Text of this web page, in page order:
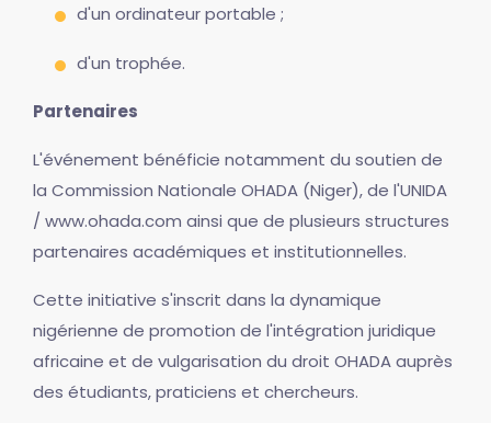
d'un ordinateur portable ;
d'un trophée.
Partenaires
L'événement bénéficie notamment du soutien de
la Commission Nationale OHADA (Niger), de l'UNIDA
/ www.ohada.com ainsi que de plusieurs structures
partenaires académiques et institutionnelles.
Cette initiative s'inscrit dans la dynamique
nigérienne de promotion de l'intégration juridique
africaine et de vulgarisation du droit OHADA auprès
des étudiants, praticiens et chercheurs.